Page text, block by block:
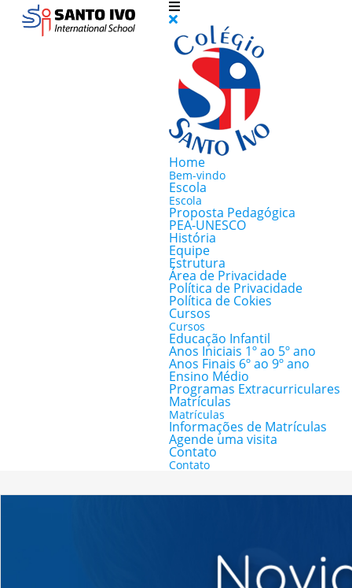
Home
Bem-vindo
Escola
Escola
Proposta Pedagógica
PEA-UNESCO
História
Equipe
Estrutura
Área de Privacidade
Política de Privacidade
Política de Cokies
Cursos
Cursos
Educação Infantil
Anos Iniciais 1º ao 5º ano
Anos Finais 6º ao 9º ano
Ensino Médio
Programas Extracurriculares
Matrículas
Matrículas
Informações de Matrículas
Agende uma visita
Contato
Contato